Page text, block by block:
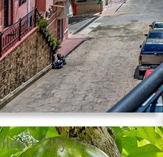
+ City Tour